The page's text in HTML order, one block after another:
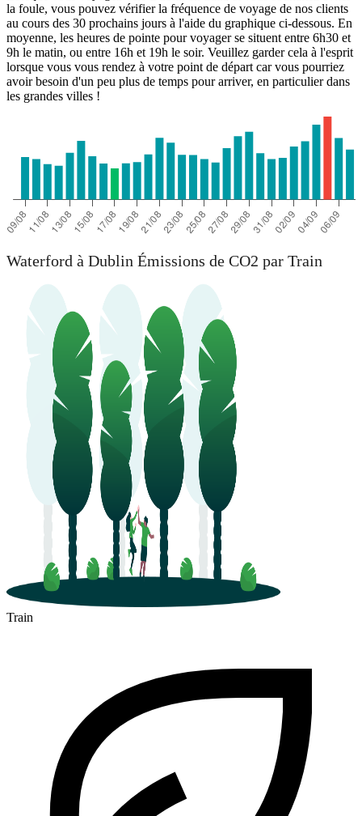
la foule, vous pouvez vérifier la fréquence de voyage de nos clients
au cours des 30 prochains jours à l'aide du graphique ci-dessous. En
moyenne, les heures de pointe pour voyager se situent entre 6h30 et
9h le matin, ou entre 16h et 19h le soir. Veuillez garder cela à l'esprit
lorsque vous vous rendez à votre point de départ car vous pourriez
avoir besoin d'un peu plus de temps pour arriver, en particulier dans
les grandes villes !
Waterford à Dublin Émissions de CO2 par Train
Train